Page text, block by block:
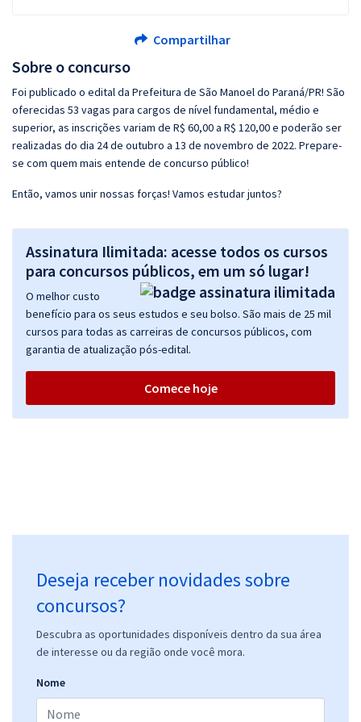
Sobre o concurso
Foi publicado o edital da Prefeitura de São Manoel do Paraná/PR! São
oferecidas 53 vagas para cargos de nível fundamental, médio e
superior, as inscrições variam de R$ 60,00 a R$ 120,00 e poderão ser
realizadas do dia 24 de outubro a 13 de novembro de 2022. Prepare-
se com quem mais entende de concurso público!
Então, vamos unir nossas forças! Vamos estudar juntos?
Assinatura Ilimitada: acesse todos os cursos
para concursos públicos, em um só lugar!
O melhor custo
benefício para os seus estudos e seu bolso. São mais de 25 mil
cursos para todas as carreiras de concursos públicos, com
garantia de atualização pós-edital.
Comece hoje
Deseja receber novidades sobre
concursos?
Descubra as oportunidades disponíveis dentro da sua área
de interesse ou da região onde você mora.
Nome
Compartilhar